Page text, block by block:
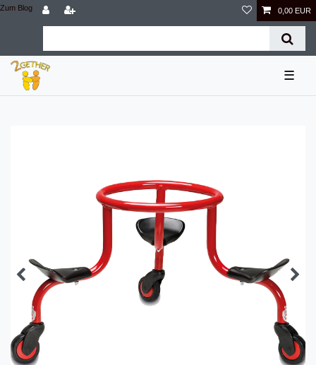
Zum Blog 0,00 EUR
☰